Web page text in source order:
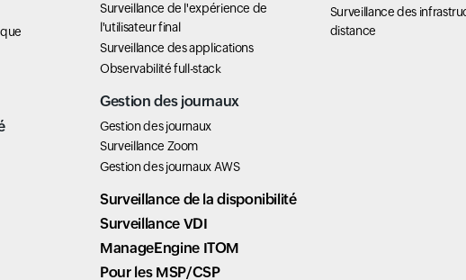
Surveillance de l'expérience de
l'utilisateur final
Surveillance des applications
Observabilité full-stack
Gestion des journaux
Gestion des journaux
Surveillance Zoom
Gestion des journaux AWS
Surveillance de la disponibilité
Surveillance VDI
ManageEngine ITOM
Pour les MSP/CSP
Surveillance des
distance